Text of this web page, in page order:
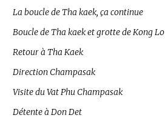
La boucle de Tha kaek, ça continue
Boucle de Tha kaek et grotte de Kong Lo
Retour à Tha Kaek
Direction Champasak
Visite du Vat Phu Champasak
Détente à Don Det